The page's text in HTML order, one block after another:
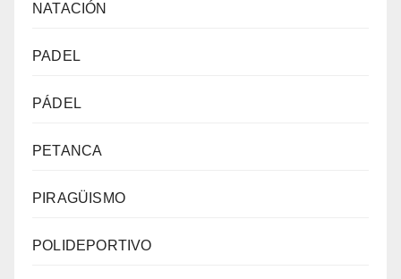
NATACIÓN
PADEL
PÁDEL
PETANCA
PIRAGÜISMO
POLIDEPORTIVO